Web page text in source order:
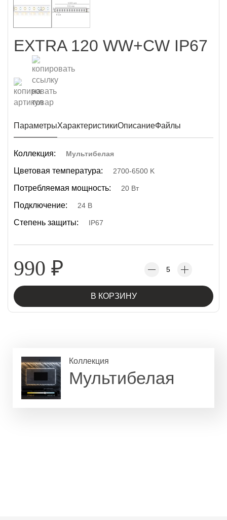
EXTRA 120 WW+CW IP67
ПараметрыХарактеристикиОписаниеФайлы
Коллекция: Мультибелая
Цветовая температура: 2700-6500 K
Потребляемая мощность: 20 Вт
Подключение: 24 В
Степень защиты: IP67
990 ₽
В КОРЗИНУ
Коллекция
Мультибелая